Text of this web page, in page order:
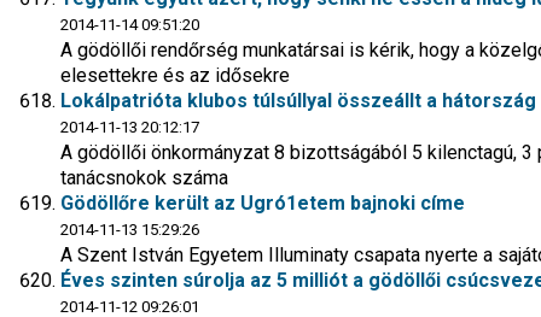
2014-11-14 09:51:20
A gödöllői rendőrség munkatársai is kérik, hogy a
elesettekre és az idősekre
Lokálpatrióta klubos túlsúllyal összeállt a hátország
2014-11-13 20:12:17
A gödöllői önkormányzat 8 bizottságából 5 kilenctagú,
tanácsnokok száma
Gödöllőre került az Ugró1etem bajnoki címe
2014-11-13 15:29:26
A Szent István Egyetem Illuminaty csapata nyerte a
Éves szinten súrolja az 5 milliót a gödöllői
2014-11-12 09:26:01